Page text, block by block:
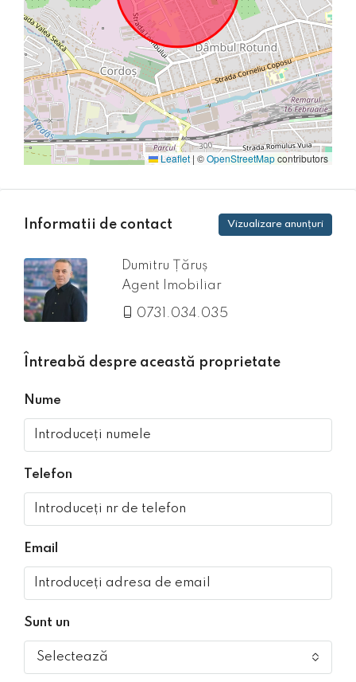
Leaflet | ©OpenStreetMapcontributors
Informatii de contact Vizualizare anunțuri
Dumitru Țăruș
Agent Imobiliar
0731.034.035
Întreabă despre această proprietate
Nume
Telefon
Email
Sunt un
Selectează